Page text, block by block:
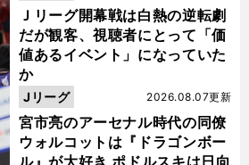
Ｊリーグ開幕戦は白熱の逆転劇
だが観客、視聴者にとって「価
値あるイベント」になっていた
か
宮市亮のアーセナル時代の同僚
ウォルコットは『ドラゴンボー
ル』が大好き ポドルスキは日向
2026.08.07更新
Jリーグ